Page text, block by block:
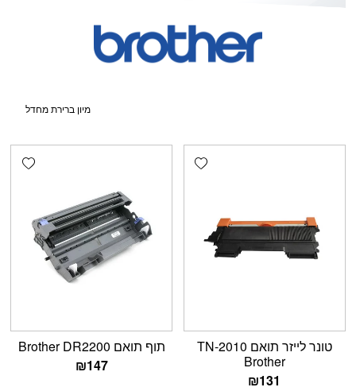
Add wishlist
טונר לייזר תואם TN-2010
Brother
₪131
תוף תואם Brother DR2200
₪147